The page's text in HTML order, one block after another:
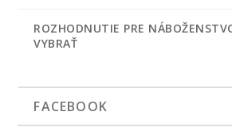
ROZHODNUTIE PRE
VYBRAŤ
FACEBOOK